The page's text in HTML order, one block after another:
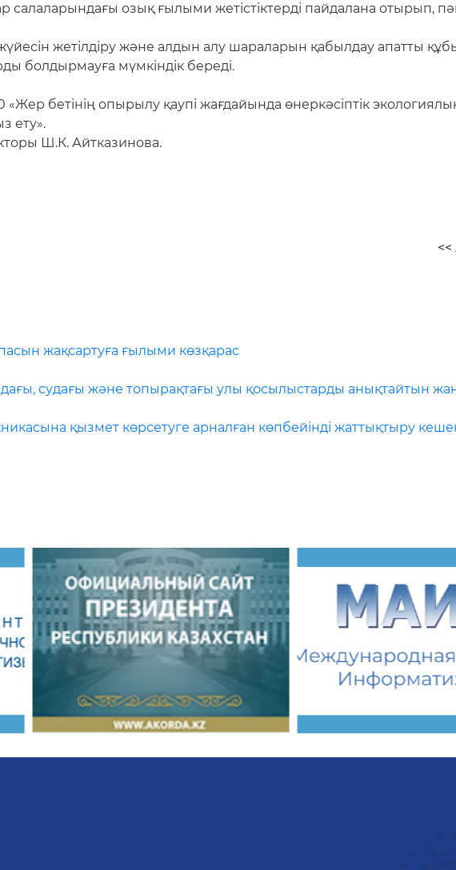
салаларындағы озық ғылыми жетістіктерді пайдалана отырып,
жетілдіру және алдын алу шараларын қабылдау апатты
болдырмауға мүмкіндік береді.
«Жер бетінің опырылу қаупі жағдайында өнеркәсіптік
ету».
Ш.К. Айтказинова.
жақсартуға ғылыми көзқарас
судағы және топырақтағы улы қосылыстарды анықтайтын
қызмет көрсетуге арналған көпбейінді жаттықтыру